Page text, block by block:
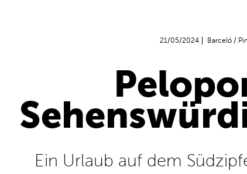
21/05/2024 Barceló /
Ein Urlaub auf dem